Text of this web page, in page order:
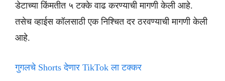
डेटाच्या किंमतीत ५ टक्के वाढ करण्याची मागणी केली आहे.
तसेच व्हाईस कॉलसाठी एक निश्चित दर ठरवण्याची मागणी केली
आहे.
गुगलचे Shorts देणार TikTok ला टक्कर